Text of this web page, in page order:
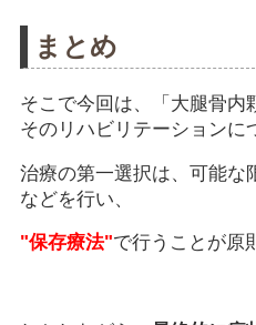
まとめ
そこで今回は、「大腿骨内
そのリハビリテーションに
治療の第一選択は、可能な
などを行い、
"保存療法"で行うことが原